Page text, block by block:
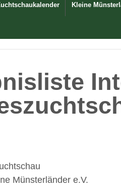
Kleine
Münsterländer e.V.